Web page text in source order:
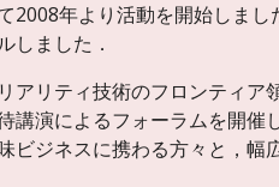
2008年より活動を開始しま
しました．
アリティ技術のフロンティ
講演によるフォーラムを開
ビジネスに携わる方々と，